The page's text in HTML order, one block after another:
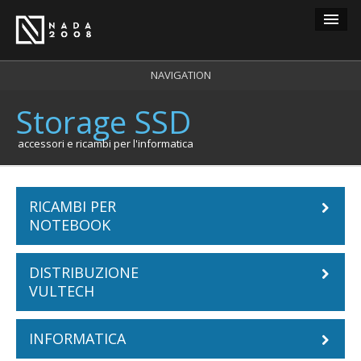
carrello
login
NAVIGATION
Storage SSD
accessori e ricambi per l'informatica
RICAMBI PER
NOTEBOOK
Batterie Notebook
ACER
APPLE
DISTRIBUZIONE
VULTECH
Cabinet
INFORMATICA